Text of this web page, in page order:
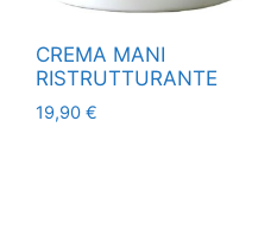
CREMA MANI
RISTRUTTURANTE
19,90 €